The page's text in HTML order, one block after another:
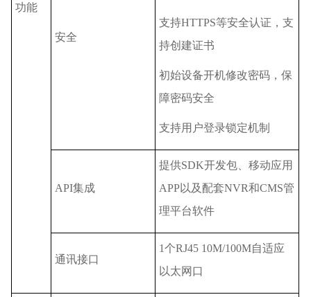
功能
安全
支持HTTPS等安全认证，支
持创建证书
初始设备开机修改密码，保
障密码安全
支持用户登录锁定机制
API集成
提供SDK开发包、移动应用
APP以及配套NVR和CMS管
理平台软件
通讯接口
1个RJ45 10M/100M自适应
以太网口